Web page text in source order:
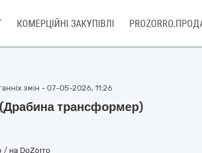
КОМЕРЦІЙНІ ЗАКУПІВЛІ
змін - 07-05-2026, 11:26
трансформер)
/ на DoZorro